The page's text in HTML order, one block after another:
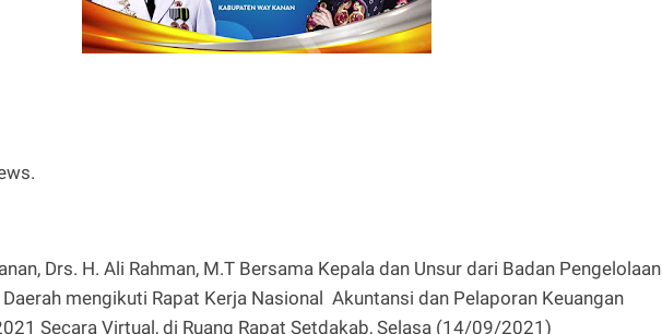
Drs. H. Ali Rahman, M.T Bersama Kepala dan Unsur dari Badan Pengelolaan
mengikuti Rapat Kerja Nasional Akuntansi dan Pelaporan Keuangan
Secara Virtual, di Ruang Rapat Setdakab, Selasa (14/09/2021)